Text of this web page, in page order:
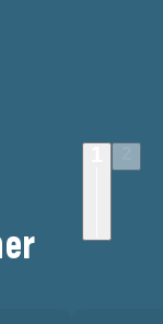
5 varianter af